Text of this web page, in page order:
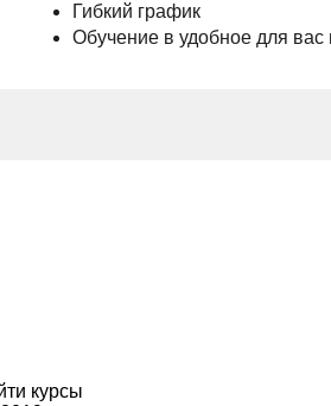
Гибкий график
Обучение в удобное для вас
курсы